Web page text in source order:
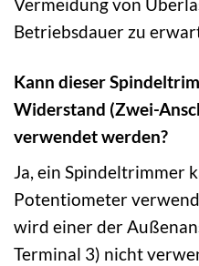
Betriebsdauer zu
Kann dieser
Widerstand (Zwei-
verwendet werden?
Ja, ein Spindeltrimmer
Potentiometer
wird einer der
Terminal 3) nicht